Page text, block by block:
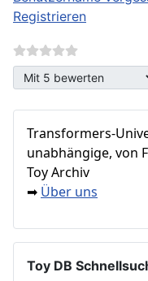
Registrieren
Bitte bewerten
unabhängige, von
Toy Archiv
➡ Über uns
Toy DB